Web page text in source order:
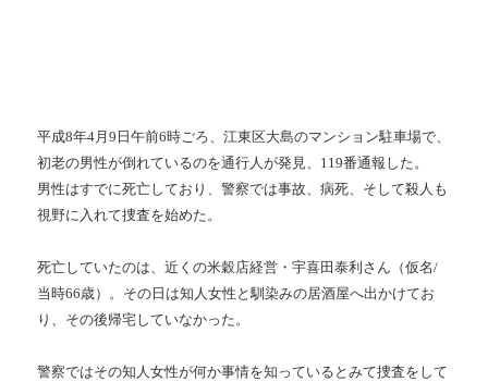
平成8年4月9 日午前6時ごろ、江東区大島のマンション駐車場で、
初老の男性が倒れているのを通行人が発見、 119番通報した。
男性はすでに死亡しており、警察では事故、病死、そして殺人も
視野に入れて捜査を始めた。
死亡していたのは、近くの米穀店経営・宇喜田泰利さん（仮名/
当時66歳）。その日は知人女性と馴染みの居酒屋へ出かけてお
り、その後帰宅していなかった。
警察ではその知人女性が何か事情を知っているとみて捜査をして